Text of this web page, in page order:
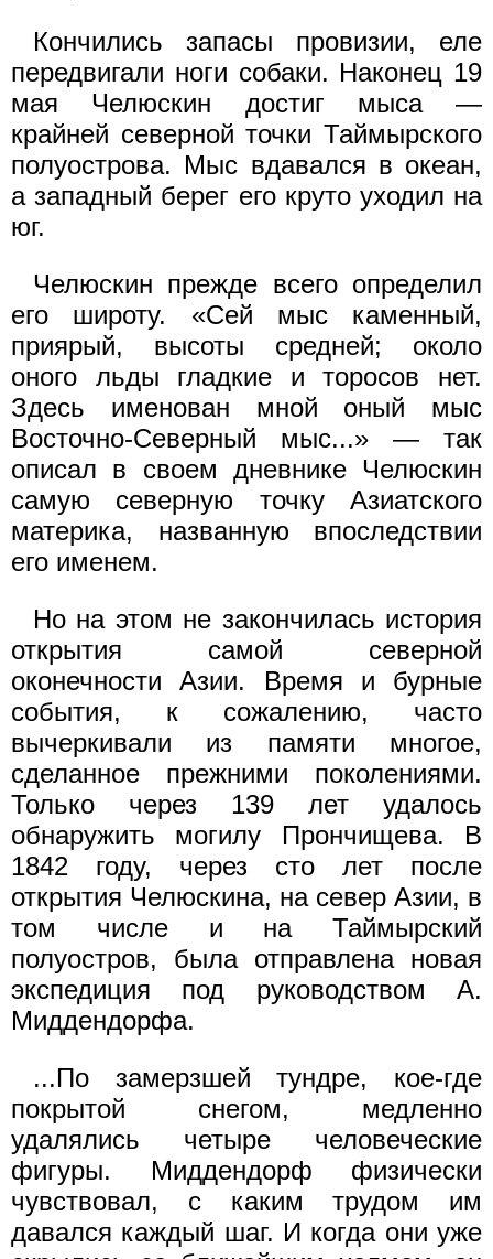
Кончились запасы провизии, еле
передвигали ноги собаки. Наконец 19
мая Челюскин достиг мыса —
крайней северной точки Таймырского
полуострова. Мыс вдавался в океан,
а западный берег его круто уходил на
юг.
Челюскин прежде всего определил
его широту. «Сей мыс каменный,
приярый, высоты средней; около
оного льды гладкие и торосов нет.
Здесь именован мной оный мыс
Восточно-Северный мыс...» — так
описал в своем дневнике Челюскин
самую северную точку Азиатского
материка, названную впоследствии
его именем.
Но на этом не закончилась история
открытия самой северной
оконечности Азии. Время и бурные
события, к сожалению, часто
вычеркивали из памяти многое,
сделанное прежними поколениями.
Только через 139 лет удалось
обнаружить могилу Прончищева. В
1842 году, через сто лет после
открытия Челюскина, на север Азии, в
том числе и на Таймырский
полуостров, была отправлена новая
экспедиция под руководством А.
Миддендорфа.
...По замерзшей тундре, кое-где
покрытой снегом, медленно
удалялись четыре человеческие
фигуры. Миддендорф физически
чувствовал, с каким трудом им
давался каждый шаг. И когда они уже